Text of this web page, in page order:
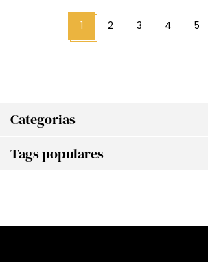
Categorias
Tags populares
1 2 3 4 5